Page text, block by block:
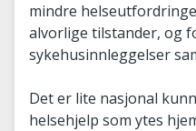
mindre
alvorlige tilstander, og
sykehusinnleggelser
Det er lite nasjonal
helsehjelp som ytes